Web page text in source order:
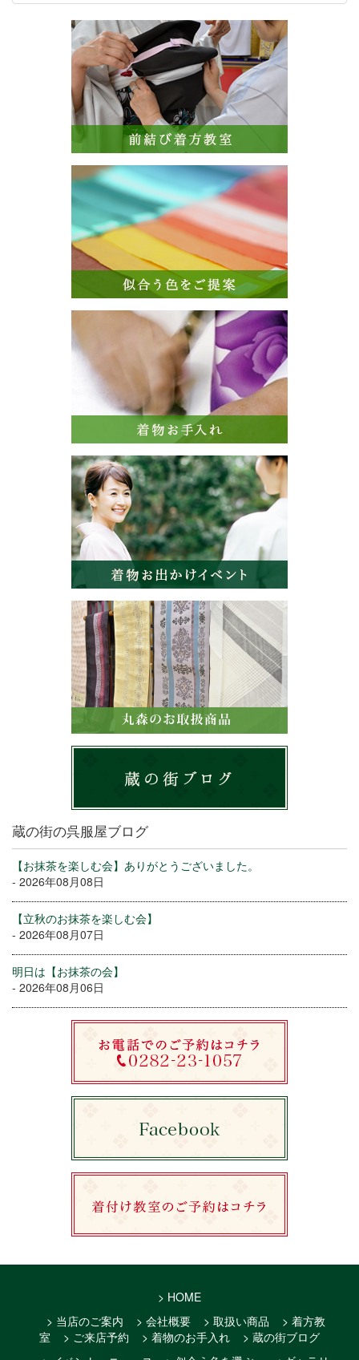
蔵の街の呉服屋ブログ
【お抹茶を楽しむ会】ありがとうございました。
- 2026年08月08日
【立秋のお抹茶を楽しむ会】
- 2026年08月07日
明日は【お抹茶の会】
- 2026年08月06日
> HOME
> 当店のご案内
> 会社概要 > 取扱い商品
> 着方教
室
> ご来店予約 > 着物のお手入れ
> 蔵の街ブログ